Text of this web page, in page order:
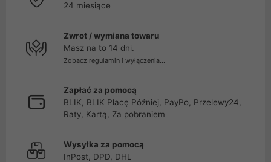
24 miesiące
Zwrot / wymiana towaru
Masz na to 14 dni.
Zobacz regulamin i wyłączenia...
Zapłać za pomocą
BLIK, BLIK Płacę Później, PayPo, Przelewy24,
Raty, Kartą, Za pobraniem
Wysyłka za pomocą
InPost, DPD, DHL